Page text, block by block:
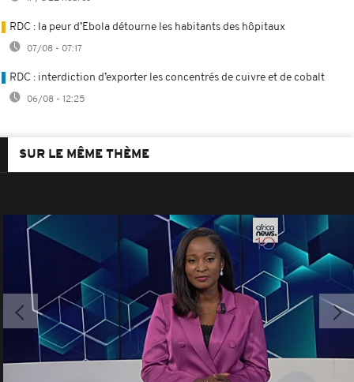
RDC : la peur d’Ebola détourne les habitants des hôpitaux
07/08 - 07:17
RDC : interdiction d’exporter les concentrés de cuivre et de cobalt
06/08 - 12:25
SUR LE MÊME THÈME